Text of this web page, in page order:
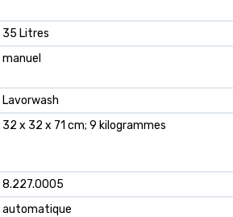
‎35 Litres
‎manuel
‎Lavorwash
‎32 x 32 x 71 cm; 9 kilogrammes
‎8.227.0005
‎automatique